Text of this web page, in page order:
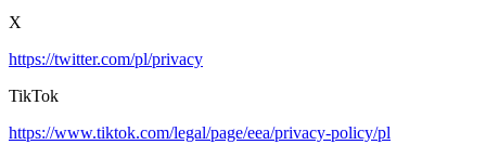
X
https://twitter.com/pl/privacy
TikTok
https://www.tiktok.com/legal/page/eea/privacy-policy/pl